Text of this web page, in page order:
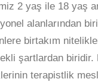
2 yaş ile 18 yaş
alanlarından
birtakım
şartlardan biridir.
terapistlik